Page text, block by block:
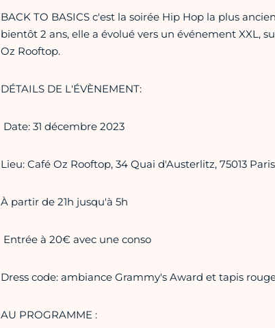
BACK TO BASICS c'est la soirée Hip Hop la plus
bientôt 2 ans, elle a évolué vers un événement XXL,
Oz Rooftop.
DÉTAILS DE L'ÉVÈNEMENT:
️ Date: 31 décembre 2023
Lieu: Café Oz Rooftop, 34 Quai d'Austerlitz, 75013 Paris
À partir de 21h jusqu'à 5h
️ Entrée à 20€ avec une conso
Dress code: ambiance Grammy's Award et tapis
AU PROGRAMME :